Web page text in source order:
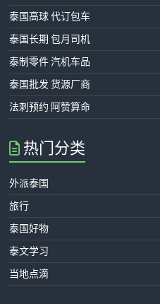
泰国高球 代订包车
泰国长期 包月司机
泰制零件 汽机车品
泰国批发 货源厂商
法刺预约 阿赞算命
热门分类
外派泰国
旅行
泰国好物
泰文学习
当地点滴